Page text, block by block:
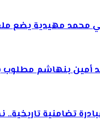
محمد مهيدية
أمين بنهاشم
تضامنية